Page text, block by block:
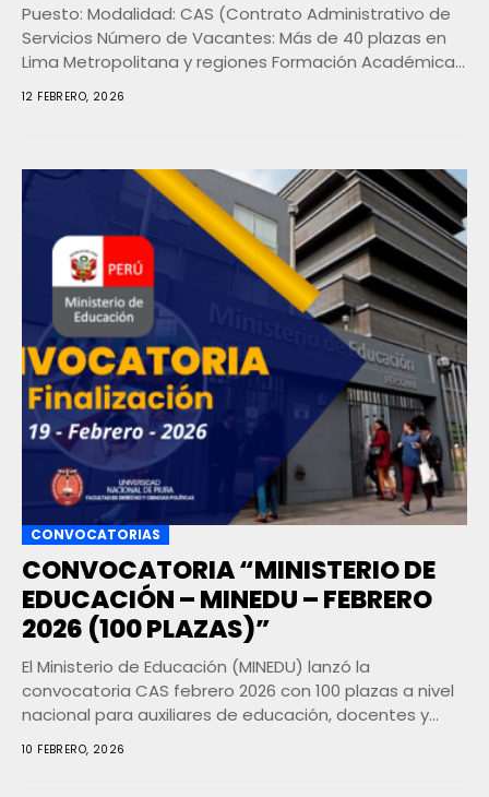
Puesto: Modalidad: CAS (Contrato Administrativo de
Servicios Número de Vacantes: Más de 40 plazas en
Lima Metropolitana y regiones Formación Académica:
12 FEBRERO, 2026
CONVOCATORIAS
CONVOCATORIA “MINISTERIO DE
EDUCACIÓN – MINEDU – FEBRERO
2026 (100 PLAZAS)”
El Ministerio de Educación (MINEDU) lanzó la
convocatoria CAS febrero 2026 con 100 plazas a nivel
nacional para auxiliares de educación, docentes y...
10 FEBRERO, 2026